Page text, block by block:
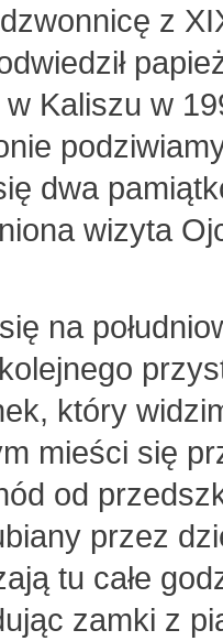
z
Kaliszu w
dwa
wizyta
na
który
mieści się
od
przez
tu całe
zamki z